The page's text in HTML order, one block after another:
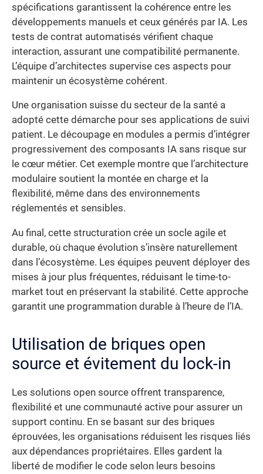
spécifications garantissent la cohérence entre les
développements manuels et ceux générés par IA. Les
tests de contrat automatisés vérifient chaque
interaction, assurant une compatibilité permanente.
L’équipe d’architectes supervise ces aspects pour
maintenir un écosystème cohérent.
Une organisation suisse du secteur de la santé a
adopté cette démarche pour ses applications de suivi
patient. Le découpage en modules a permis d’intégrer
progressivement des composants IA sans risque sur
le cœur métier. Cet exemple montre que l’architecture
modulaire soutient la montée en charge et la
flexibilité, même dans des environnements
réglementés et sensibles.
Au final, cette structuration crée un socle agile et
durable, où chaque évolution s’insère naturellement
dans l’écosystème. Les équipes peuvent déployer des
mises à jour plus fréquentes, réduisant le time-to-
market tout en préservant la stabilité. Cette approche
garantit une programmation durable à l’heure de l’IA.
Utilisation de briques open
source et évitement du lock-in
Les solutions open source offrent transparence,
flexibilité et une communauté active pour assurer un
support continu. En se basant sur des briques
éprouvées, les organisations réduisent les risques liés
aux dépendances propriétaires. Elles gardent la
liberté de modifier le code selon leurs besoins